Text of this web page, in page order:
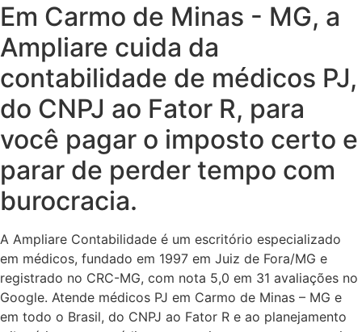
Em Carmo de Minas - MG, a
Ampliare cuida da
contabilidade de médicos PJ,
do CNPJ ao Fator R, para
você pagar o imposto certo e
parar de perder tempo com
burocracia.
A Ampliare Contabilidade é um escritório especializado
em médicos, fundado em 1997 em Juiz de Fora/MG e
registrado no CRC-MG, com nota 5,0 em 31 avaliações no
Google. Atende médicos PJ em Carmo de Minas – MG e
em todo o Brasil, do CNPJ ao Fator R e ao planejamento